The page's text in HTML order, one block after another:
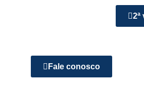
2ª
Fale conosco